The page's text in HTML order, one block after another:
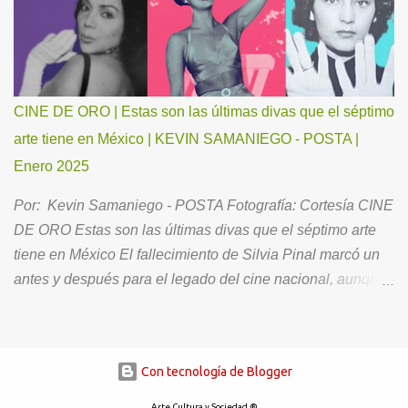
música electrónica, con un toque emocional y honesto,
capaz de comunicar un estilo musical distintivo;
suficientemente fuerte, como para transportar a los
escuchas a través de los altibajos de la vida, así como
continuación, nuestra charla con Emi Grace. ¿Quién es
Emi Grace? Cuéntanos sobre tu familia, infancia y
motivaciones. Soy nacida en Los Ángeles, California, pero
me tocó crecer en un pequeño pueblo costero llamado
Summerland. Tengo un hermano gemelo al que adoro y a
una mam...
CINE DE ORO | Estas son las últimas divas que el séptimo
arte tiene en México | KEVIN SAMANIEGO - POSTA |
Enero 2025
Por: Kevin Samaniego - POSTA Fotografía: Cortesía CINE
DE ORO Estas son las últimas divas que el séptimo arte
tiene en México El fallecimiento de Silvia Pinal marcó un
antes y después para el legado del cine nacional, aunque
fuertemente en la cultura de nuestro país, algunos
volviendo a revivir aquellos largometrajes que cautivaron
Con tecnología de Blogger